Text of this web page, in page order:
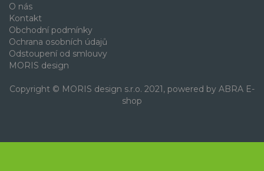
O nás
Kontakt
Obchodní podmínky
Ochrana osobních údajů
Odstoupení od smlouvy
MORIS design
Copyright © MORIS design s.r.o. 2021, powered by ABRA E-
shop